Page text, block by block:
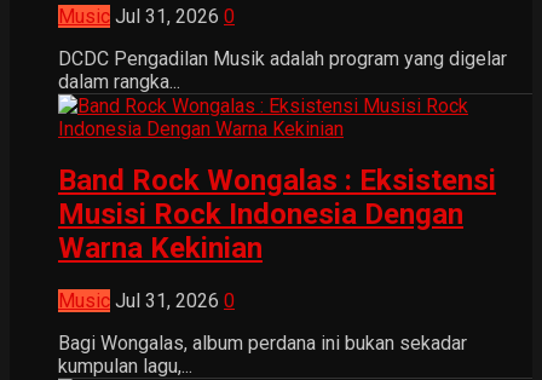
Music Jul 31, 2026 0
DCDC Pengadilan Musik adalah program yang digelar
dalam rangka...
Band Rock Wongalas : Eksistensi
Musisi Rock Indonesia Dengan
Warna Kekinian
Music Jul 31, 2026 0
Bagi Wongalas, album perdana ini bukan sekadar
kumpulan lagu,...